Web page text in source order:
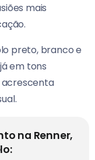
mais
preto, branco e
em tons
acrescenta
na Renner,